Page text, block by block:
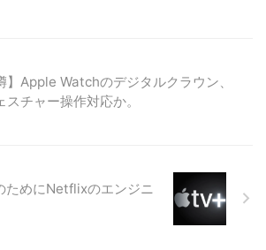
】Apple Watchのデジタルクラウン、
スチャー操作対応か。
ためにNetflixのエンジニ